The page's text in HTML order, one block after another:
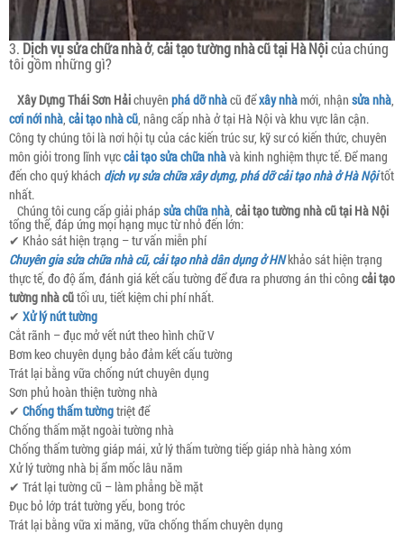
3. Dịch vụ sửa chữa nhà ở,cải tạo tường nhà cũ tại Hà Nộicủa chúng
tôi gồm những gì?
Xây Dựng Thái Sơn Hảichuyên phá dỡ nhàcũ đểxây nhàmới, nhận sửa nhà,
cơi nới nhà, cải tạo nhà cũ, nâng cấp nhà ở tại Hà Nội và khu vực lân cận.
Công ty chúng tôi là nơi hội tụ của các kiến trúc sư, kỹ sư có kiến thức, chuyên
môn giỏi trong lĩnh vựccải tạo sửa chữa nhàvà kinh nghiệm thực tế. Để mang
đến cho quý khách dịch vụ sửa chữa xây dựng, phá dỡ cải tạo nhà ở Hà Nộitốt
nhất.
Chúng tôi cung cấp giải phápsửa chữa nhà, cải tạo tường nhà cũ tại Hà Nội
tổng thể, đáp ứng mọi hạng mục từ nhỏ đến lớn:
✔ Khảo sát hiện trạng – tư vấn miễn phí
Chuyên gia sửa chữa nhà cũ, cải tạo nhà dân dụng ở HNkhảo sát hiện trạng
thực tế, đo độ ẩm, đánh giá kết cấu tường để đưa ra phương án thi công cải tạo
tường nhà cũtối ưu, tiết kiệm chi phí nhất.
✔ Xử lý nứt tường
Cắt rãnh – đục mở vết nứt theo hình chữ V
Bơm keo chuyên dụng bảo đảm kết cấu tường
Trát lại bằng vữa chống nứt chuyên dụng
Sơn phủ hoàn thiện tường nhà
✔ Chống thấm tườngtriệt để
Chống thấm mặt ngoài tường nhà
Chống thấm tường giáp mái, xử lý thấm tường tiếp giáp nhà hàng xóm
Xử lý tường nhà bị ẩm mốc lâu năm
✔ Trát lại tường cũ – làm phẳng bề mặt
Đục bỏ lớp trát tường yếu, bong tróc
Trát lại bằng vữa xi măng, vữa chống thấm chuyên dụng